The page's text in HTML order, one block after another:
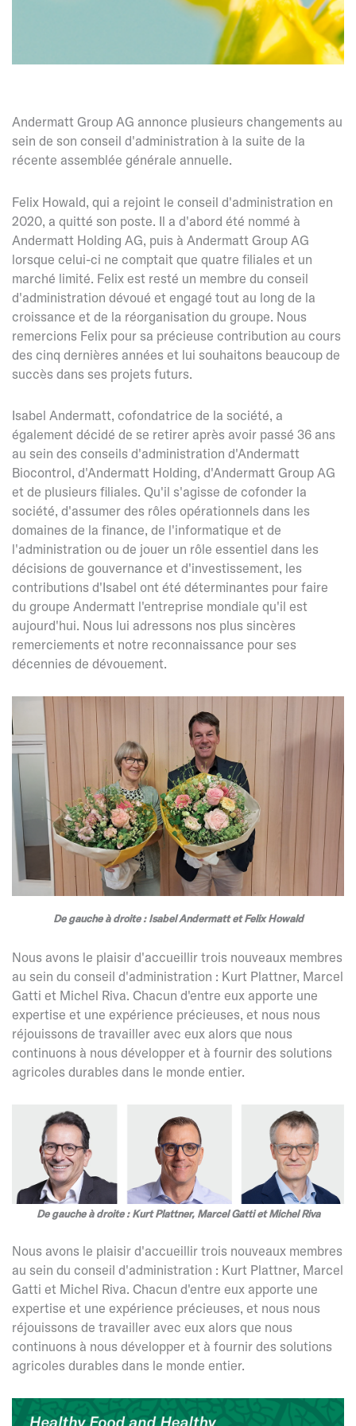
Andermatt Group AG annonce plusieurs changements au
sein de son conseil d'administration à la suite de la
récente assemblée générale annuelle.
Felix Howald, qui a rejoint le conseil d'administration en
2020, a quitté son poste. Il a d'abord été nommé à
Andermatt Holding AG, puis à Andermatt Group AG
lorsque celui-ci ne comptait que quatre filiales et un
marché limité. Felix est resté un membre du conseil
d'administration dévoué et engagé tout au long de la
croissance et de la réorganisation du groupe. Nous
remercions Felix pour sa précieuse contribution au cours
des cinq dernières années et lui souhaitons beaucoup de
succès dans ses projets futurs.
Isabel Andermatt, cofondatrice de la société, a
également décidé de se retirer après avoir passé 36 ans
au sein des conseils d'administration d'Andermatt
Biocontrol, d'Andermatt Holding, d'Andermatt Group AG
et de plusieurs filiales. Qu'il s'agisse de cofonder la
société, d'assumer des rôles opérationnels dans les
domaines de la finance, de l'informatique et de
l'administration ou de jouer un rôle essentiel dans les
décisions de gouvernance et d'investissement, les
contributions d'Isabel ont été déterminantes pour faire
du groupe Andermatt l'entreprise mondiale qu'il est
aujourd'hui. Nous lui adressons nos plus sincères
remerciements et notre reconnaissance pour ses
décennies de dévouement.
De gauche à droite : Isabel Andermatt et Felix Howald
Nous avons le plaisir d'accueillir trois nouveaux membres
au sein du conseil d'administration : Kurt Plattner, Marcel
Gatti et Michel Riva. Chacun d'entre eux apporte une
expertise et une expérience précieuses, et nous nous
réjouissons de travailler avec eux alors que nous
continuons à nous développer et à fournir des solutions
agricoles durables dans le monde entier.
De gauche à droite : Kurt Plattner, Marcel Gatti et Michel Riva
Nous avons le plaisir d'accueillir trois nouveaux membres
au sein du conseil d'administration : Kurt Plattner, Marcel
Gatti et Michel Riva. Chacun d'entre eux apporte une
expertise et une expérience précieuses, et nous nous
réjouissons de travailler avec eux alors que nous
continuons à nous développer et à fournir des solutions
agricoles durables dans le monde entier.